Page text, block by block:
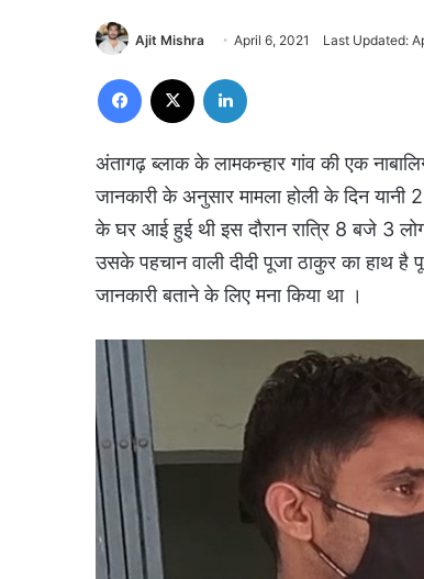
Ajit Mishra April 6, 2021 Last Updated:
Facebook
अंतागढ़ ब्लाक के लामकन्हार गांव की एक
जानकारी के अनुसार मामला होली के दिन यानी
के घर आई हुई थी इस दौरान रात्रि 8 बजे 3
उसके पहचान वाली दीदी पूजा ठाकुर का हाथ है
जानकारी बताने के लिए मना किया था ।